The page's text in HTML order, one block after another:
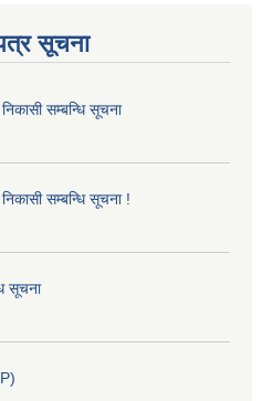
सूचना
सम्बन्धि सूचना
सम्बन्धि सूचना !
सूचना